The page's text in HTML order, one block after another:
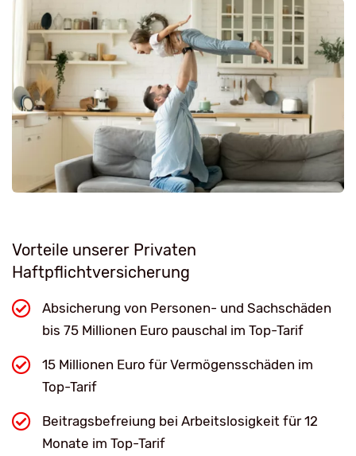
Vorteile unserer Privaten
Haftpflichtversicherung
Absicherung von Personen- und Sachschäden
bis 75 Millionen Euro pauschal im Top-Tarif
15 Millionen Euro für Vermögensschäden im
Top-Tarif
Beitragsbefreiung bei Arbeitslosigkeit für 12
Monate im Top-Tarif